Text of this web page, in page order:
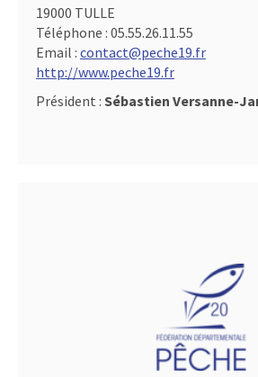
19000 TULLE
Téléphone : 05.55.26.11.55
Email : contact@peche19.fr
http://www.peche19.fr
Président : Sébastien Versanne-